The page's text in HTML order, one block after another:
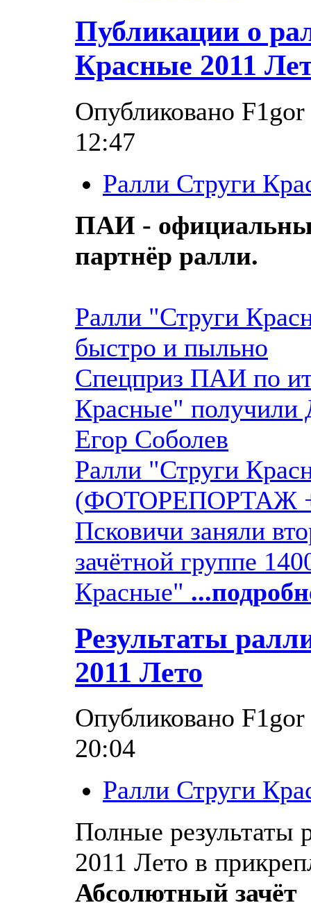
Публикации о
Красные 2011
Опубликовано
12:47
Ралли Струги
ПАИ -
партнёр ралли.
Ралли "Струги
быстро и пыльно
Спецприз ПАИ по
Красные" получили
Егор Соболев
Ралли "Струги
(ФОТОРЕПОРТАЖ
Псковичи заняли
зачётной группе
Красные"
Результаты
2011 Лето
Опубликовано
20:04
Ралли Струги
Полные результаты
2011 Лето в
Абсолютный зачёт